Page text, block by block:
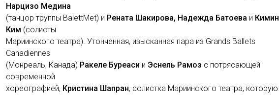
Нарцизо Медина
(танцор труппы BalettMet) и Рената Шакирова, Надежда Батоева и Кимин
Ким (солисты
Мариинского театра). Утонченная, изысканная пара из Grands Ballets
Canadiennes
(Монреаль, Канада) Ракеле Буреаси и Эснель Рамоз с потрясающей
современной
хореографией, Кристина Шапран, солистка Мариинского театра, которую